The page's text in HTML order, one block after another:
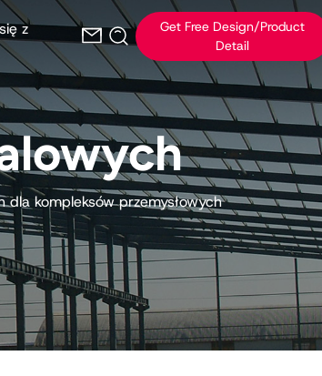
z
Get Free Design/Product
Detail
kompleksów przemysłowych